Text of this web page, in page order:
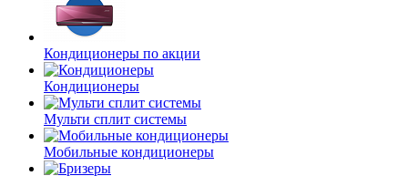
Кондиционеры по акции
Кондиционеры
Мульти сплит системы
Мобильные кондиционеры